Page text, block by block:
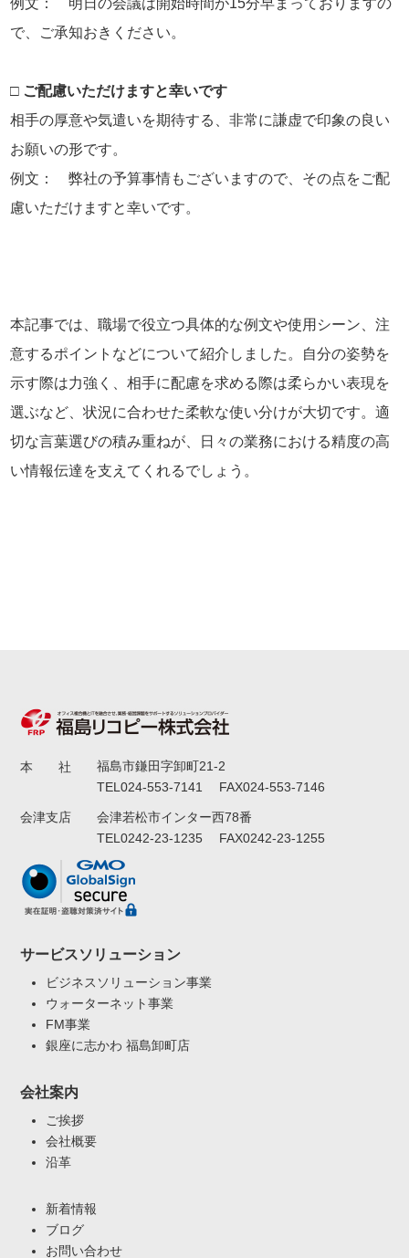
例文： 明日の会議は開始時間が15分早まっておりますの
で、ご承知おきください。
□ ご配慮いただけますと幸いです
相手の厚意や気遣いを期待する、非常に謙虚で印象の良い
お願いの形です。
例文： 弊社の予算事情もございますので、その点をご配
慮いただけますと幸いです。
本記事では、職場で役立つ具体的な例文や使用シーン、注
意するポイントなどについて紹介しました。自分の姿勢を
示す際は力強く、相手に配慮を求める際は柔らかい表現を
選ぶなど、状況に合わせた柔軟な使い分けが大切です。適
切な言葉選びの積み重ねが、日々の業務における精度の高
い情報伝達を支えてくれるでしょう。
本 社
福島市鎌田字卸町21-2
TEL024-553-7141 FAX024-553-7146
会津支店
会津若松市インター西78番
TEL0242-23-1235 FAX0242-23-1255
サービスソリューション
ビジネスソリューション事業
ウォーターネット事業
FM事業
銀座に志かわ 福島卸町店
会社案内
ご挨拶
会社概要
沿革
新着情報
ブログ
お問い合わせ